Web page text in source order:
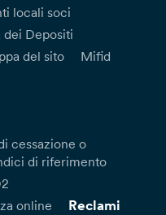
locali soci
dei Depositi
del sito
Mifid
cessazione o
di riferimento
online Reclami